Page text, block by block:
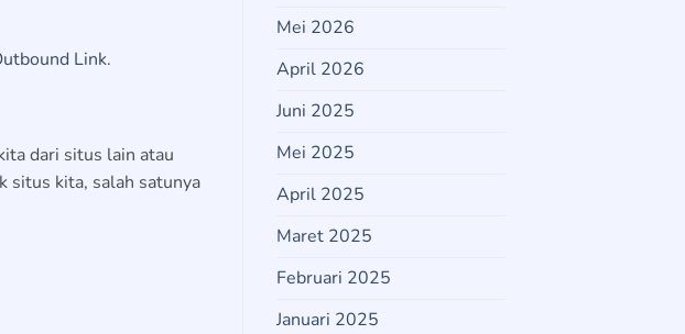
Link.
dari situs lain atau
situs kita, salah satunya
Mei 2026
April 2026
Juni 2025
Mei 2025
April 2025
Maret 2025
Februari 2025
Januari 2025